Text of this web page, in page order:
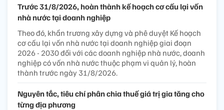
Trước 31/8/2026, hoàn thành kế hoạch cơ cấu lại vốn
nhà nước tại doanh nghiệp
Theo đó, khẩn trương xây dựng và phê duyệt Kế hoạch
cơ cấu lại vốn nhà nước tại doanh nghiệp giai đoạn
2026 - 2030 đối với các doanh nghiệp nhà nước, doanh
nghiệp có vốn nhà nước thuộc phạm vi quản lý, hoàn
thành trước ngày 31/8/2026.
Nguyên tắc, tiêu chí phân chia thuế giá trị gia tăng cho
từng địa phương